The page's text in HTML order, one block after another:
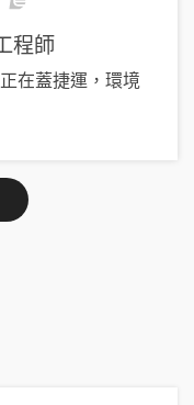
程師
在蓋捷運，環境